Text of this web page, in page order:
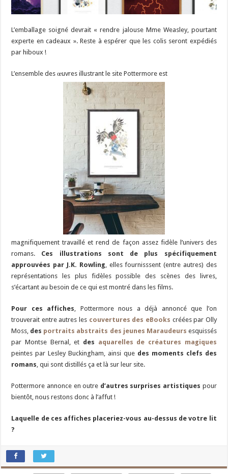
L’emballage soigné devrait « rendre jalouse Mme Weasley, pourtant
experte en cadeaux ». Reste à espérer que les colis seront expédiés
par hiboux !
L’ensemble des œuvres illustrant le site Pottermore est
magnifiquement travaillé et rend de façon assez fidèle l’univers des
romans. Ces illustrations sont de plus spécifiquement
approuvées par J.K. Rowling, elles fournisssent (entre autres) des
représentations les plus fidèles possible des scènes des livres,
s’écartant au besoin de ce qui est montré dans les films.
Pour ces affiches, Pottermore nous a déjà annoncé que l’on
trouverait entre autres les couvertures des eBooks créées par Olly
Moss, des portraits abstraits des jeunes Maraudeurs esquissés
par Montse Bernal, et des aquarelles de créatures magiques
peintes par Lesley Buckingham, ainsi que des moments clefs des
romans, qui sont distillés ça et là sur leur site.
Pottermore annonce en outre d’autres surprises artistiques pour
bientôt, nous restons donc à l’affut !
Laquelle de ces affiches placeriez-vous au-dessus de votre lit
?